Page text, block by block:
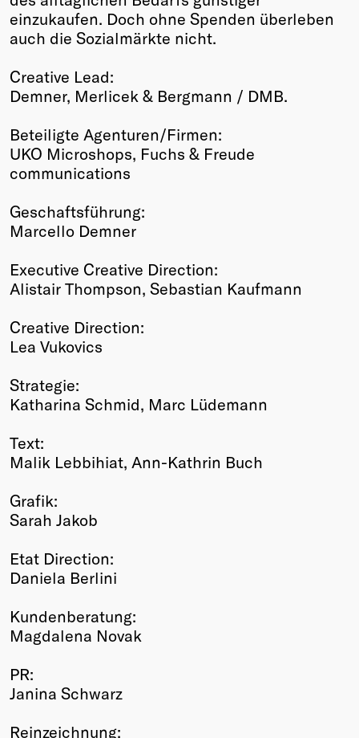
einzukaufen. Doch ohne Spenden überleben
auch die Sozialmärkte nicht.
Creative Lead:
Demner, Merlicek & Bergmann / DMB.
Beteiligte Agenturen/Firmen:
UKO Microshops, Fuchs & Freude
communications
Geschaftsführung:
Marcello Demner
Executive Creative Direction:
Alistair Thompson, Sebastian Kaufmann
Creative Direction:
Lea Vukovics
Strategie:
Katharina Schmid, Marc Lüdemann
Text:
Malik Lebbihiat, Ann-Kathrin Buch
Grafik:
Sarah Jakob
Etat Direction:
Daniela Berlini
Kundenberatung:
Magdalena Novak
PR:
Janina Schwarz
Reinzeichnung: